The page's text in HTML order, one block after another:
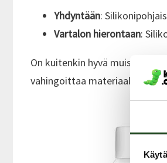
Yhdyntään:
Vartalon hierontaan:
On kuitenkin hyvä muistaa,
vahingoittaa materiaalin